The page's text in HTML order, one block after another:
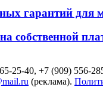
гарантий для
собственной
25-40, +7 (909) 556-
(реклама).